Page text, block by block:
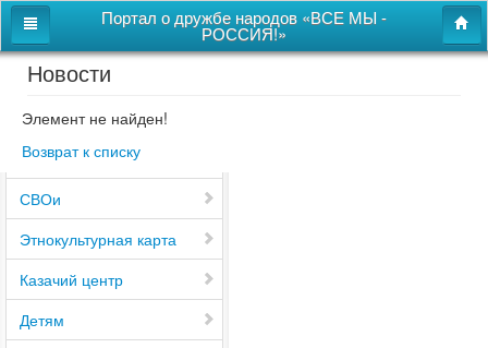
Портал о дружбе народов «ВСЕ МЫ -
РОССИЯ!»
Главная
Дом дружбы народов
Новости
СВОи
Этнокультурная карта
Казачий центр
Детям
Новости
Элемент не найден!
Возврат к списку